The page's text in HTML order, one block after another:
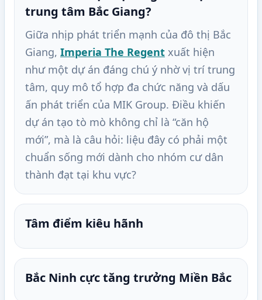
trung tâm Bắc Giang?
Giữa nhịp phát triển mạnh của đô thị Bắc
Giang, Imperia The Regent xuất hiện
như một dự án đáng chú ý nhờ vị trí trung
tâm, quy mô tổ hợp đa chức năng và dấu
ấn phát triển của MIK Group. Điều khiến
dự án tạo tò mò không chỉ là “căn hộ
mới”, mà là câu hỏi: liệu đây có phải một
chuẩn sống mới dành cho nhóm cư dân
thành đạt tại khu vực?
Tâm điểm kiêu hãnh
Bắc Ninh cực tăng trưởng Miền Bắc